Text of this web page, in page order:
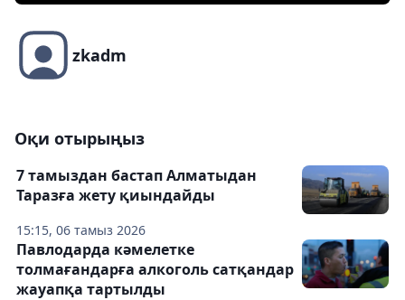
zkadm
Оқи отырыңыз
15:15, 06 тамыз 2026
7 тамыздан бастап Алматыдан
Таразға жету қиындайды
Павлодарда кәмелетке
толмағандарға алкоголь сатқандар
жауапқа тартылды